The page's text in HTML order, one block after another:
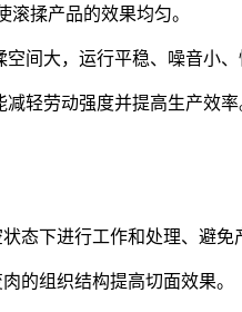
滚揉产品的效果均匀。
空间大，运行平稳、噪音小
减轻劳动强度并提高生产效率
态下进行工作和处理、避免
的组织结构提高切面效果。